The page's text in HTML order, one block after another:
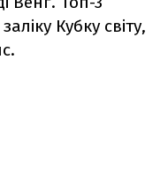
Кубку світу,